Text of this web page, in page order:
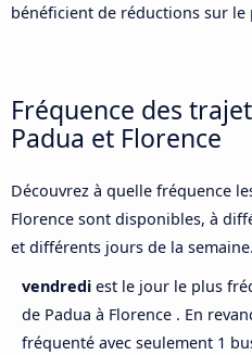
bénéficient de réductions sur le
Fréquence des
Padua et Florence
Découvrez à quelle fréquence
Florence sont disponibles, à
et différents jours de la semaine.
vendredi est le jour le plus
de Padua à Florence . En
fréquenté avec seulement 1